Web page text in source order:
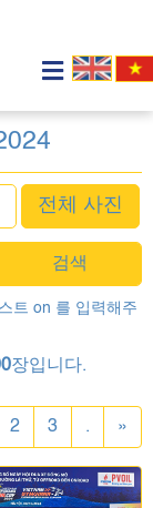
전체 사진
검색
트 on 를 입력해주
장입니다.
2 3 . »